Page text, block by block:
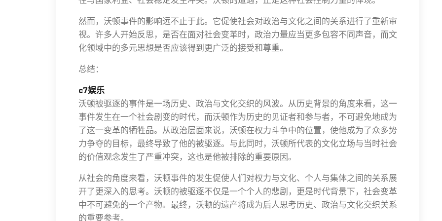
然而，沃顿事件的影响远不止于此。它促使社会对政治与文化之间的关系进行了重新审
视。许多人开始反思，是否在面对社会变革时，政治力量应当更多包容不同声音，而文
化领域中的多元思想是否应该得到更广泛的接受和尊重。
总结：
c7娱乐
沃顿被驱逐的事件是一场历史、政治与文化交织的风波。从历史背景的角度来看，这一
事件发生在一个社会剧变的时代，而沃顿作为历史的见证者和参与者，不可避免地成为
了这一变革的牺牲品。从政治层面来说，沃顿在权力斗争中的位置，使他成为了众多势
力争夺的目标，最终导致了他的被驱逐。与此同时，沃顿所代表的文化立场与当时社会
的价值观念发生了严重冲突，这也是他被排除的重要原因。
从社会的角度来看，沃顿事件的发生促使人们对权力与文化、个人与集体之间的关系展
开了更深入的思考。沃顿的被驱逐不仅是一个个人的悲剧，更是时代背景下，社会变革
中不可避免的一个产物。最终，沃顿的遗产将成为后人思考历史、政治与文化交织关系
的重要参考。